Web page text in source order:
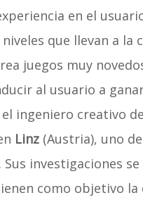
en el
que llevan a la
juegos muy
al usuario a
ingeniero creativo de
Linz(Austria), uno
investigaciones
como objetivo la